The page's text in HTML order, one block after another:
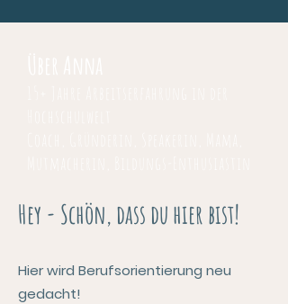
Hey - Schön, dass du hier bist!
Hier wird Berufsorientierung neu
gedacht!